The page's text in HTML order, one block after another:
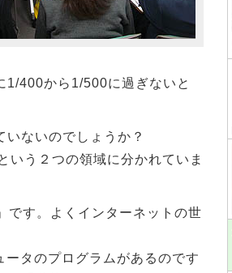
1/400から1/500に過ぎないと
いないのでしょうか？
う２つの領域に分かれていま
す。よくインターネットの世
タのプログラムがあるのです